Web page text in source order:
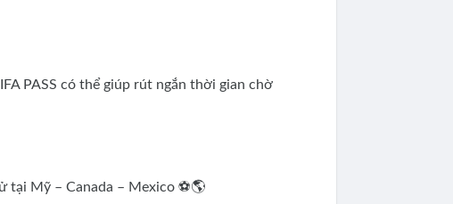
PASS có thể giúp rút ngắn thời gian chờ
tại Mỹ – Canada – Mexico ⚽🌎